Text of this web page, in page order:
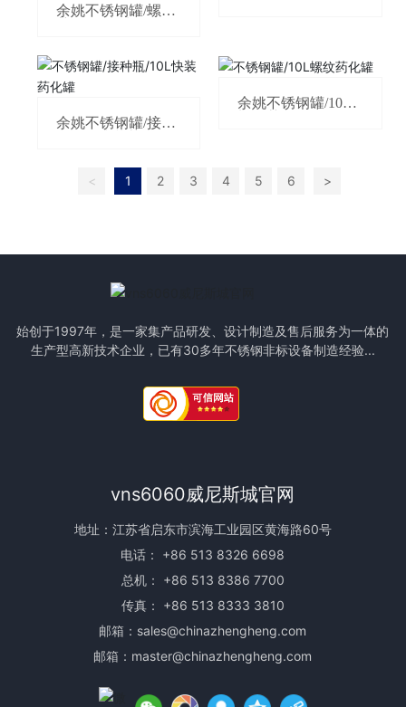
余姚不锈钢罐/螺纹
余姚不锈钢罐/接种
余姚不锈钢罐/10L
< 1 2 3 4 5 6 >
始创于1997年，是一家集产品研发、设计制造及售后服务为一体的
生产型高新技术企业，已有30多年不锈钢非标设备制造经验...
vns6060威尼斯城官网
地址：江苏省启东市滨海工业园区黄海路60号
电话： +86 513 8326 6698
总机： +86 513 8386 7700
传真： +86 513 8333 3810
邮箱： sales@chinazhengheng.com
邮箱： master@chinazhengheng.com